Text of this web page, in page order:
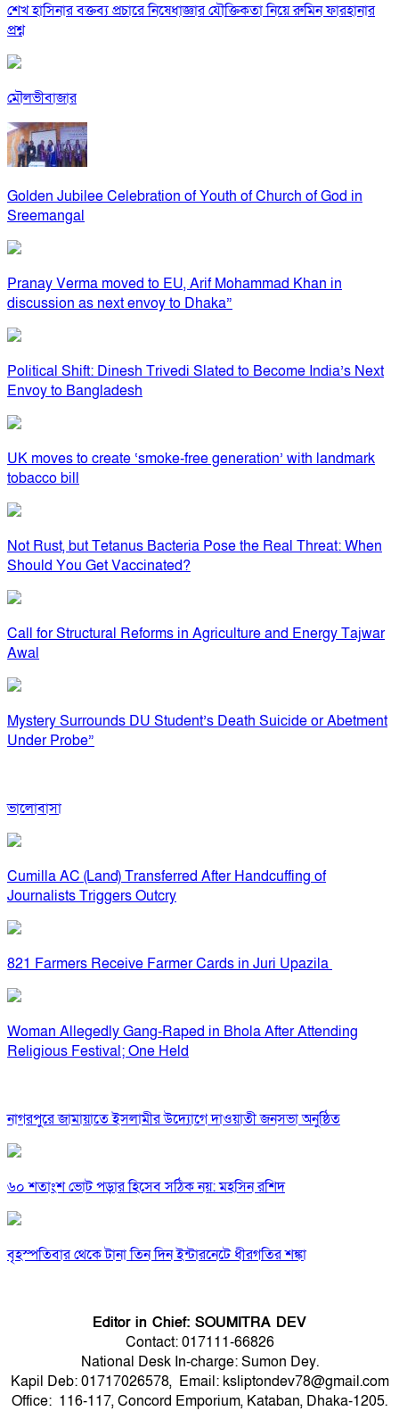
শেখ হাসিনার বক্তব্য প্রচারে নিষেধাজ্ঞার যৌক্তিকতা নিয়ে রুমিন ফারহানার
প্রশ্ন
মৌলভীবাজার
Golden Jubilee Celebration of Youth of Church of God in
Sreemangal
Pranay Verma moved to EU, Arif Mohammad Khan in
discussion as next envoy to Dhaka”
Political Shift: Dinesh Trivedi Slated to Become India’s Next
Envoy to Bangladesh
UK moves to create ‘smoke-free generation’ with landmark
tobacco bill
Not Rust, but Tetanus Bacteria Pose the Real Threat: When
Should You Get Vaccinated?
Call for Structural Reforms in Agriculture and Energy Tajwar
Awal
Mystery Surrounds DU Student’s Death Suicide or Abetment
Under Probe”
ভালোবাসা
Cumilla AC (Land) Transferred After Handcuffing of
Journalists Triggers Outcry
821 Farmers Receive Farmer Cards in Juri Upazila
Woman Allegedly Gang-Raped in Bhola After Attending
Religious Festival; One Held
নাগরপুরে জামায়াতে ইসলামীর উদ্যোগে দাওয়াতী জনসভা অনুষ্ঠিত
৬০ শতাংশ ভোট পড়ার হিসেব সঠিক নয়: মহসিন রশিদ
বৃহস্পতিবার থেকে টানা তিন দিন ইন্টারনেটে ধীরগতির শঙ্কা
Editor in Chief: SOUMITRA DEV
Contact: 017111-66826
National Desk In-charge: Sumon Dey.
Kapil Deb: 01717026578, Email: ksliptondev78@gmail.com
Office: 116-117, Concord Emporium, Kataban, Dhaka-1205.